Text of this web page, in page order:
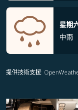
星期
中雨
提供技術支援: